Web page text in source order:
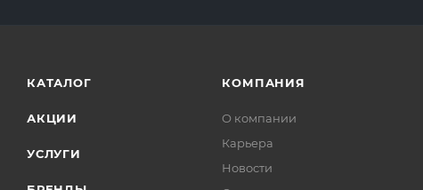
КАТАЛОГ
АКЦИИ
УСЛУГИ
КОМПАНИЯ
О компании
Карьера
Новости